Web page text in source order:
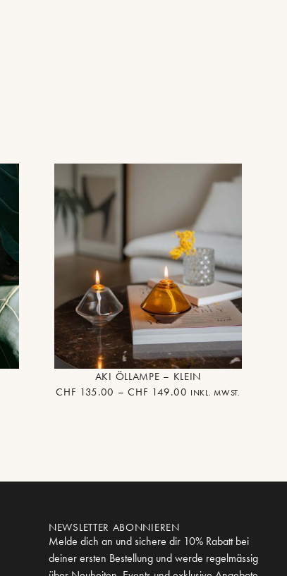
AKI ÖLLAMPE – KLEIN
CHF 135.00 – CHF 149.00 INKL. MWST.
NEWSLETTER ABONNIEREN
Melde dich an und sichere dir 10% Rabatt bei
deiner ersten Bestellung und werde regelmässig